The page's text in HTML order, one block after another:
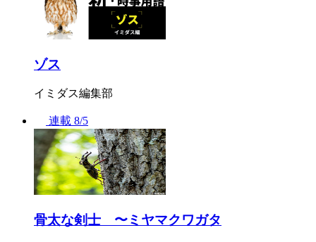
ゾス
イミダス編集部
連載 8/5
骨太な剣士 〜ミヤマクワガタ